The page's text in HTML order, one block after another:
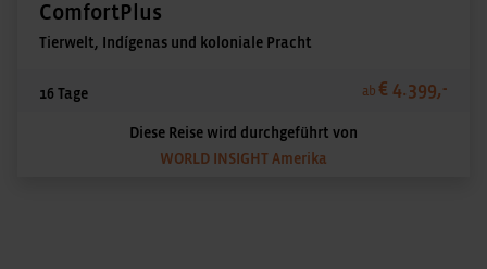
ComfortPlus
Tierwelt, Indígenas und koloniale Pracht
16 Tage ab € 4.399,-
Diese Reise wird durchgeführt von
WORLD INSIGHT Amerika